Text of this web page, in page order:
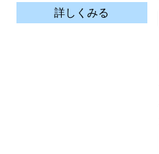
詳しくみる